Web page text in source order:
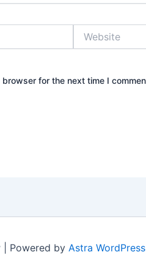
for the next time I
Powered by Astra